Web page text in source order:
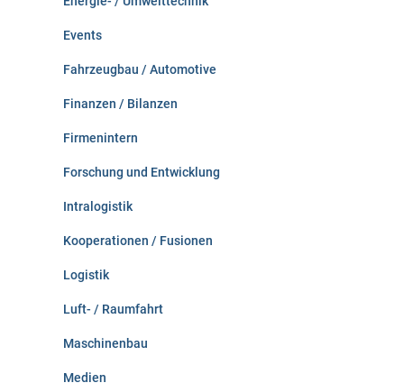
Events
Fahrzeugbau / Automotive
Finanzen / Bilanzen
Firmenintern
Forschung und Entwicklung
Intralogistik
Kooperationen / Fusionen
Logistik
Luft- / Raumfahrt
Maschinenbau
Medien